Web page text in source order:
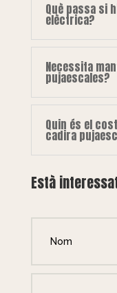
Què passa si
elèctrica?
Necessita
pujaescales?
Quin és el
cadira
Està